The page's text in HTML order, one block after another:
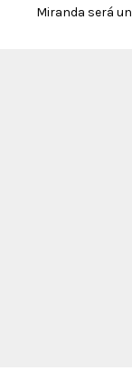
Miranda será